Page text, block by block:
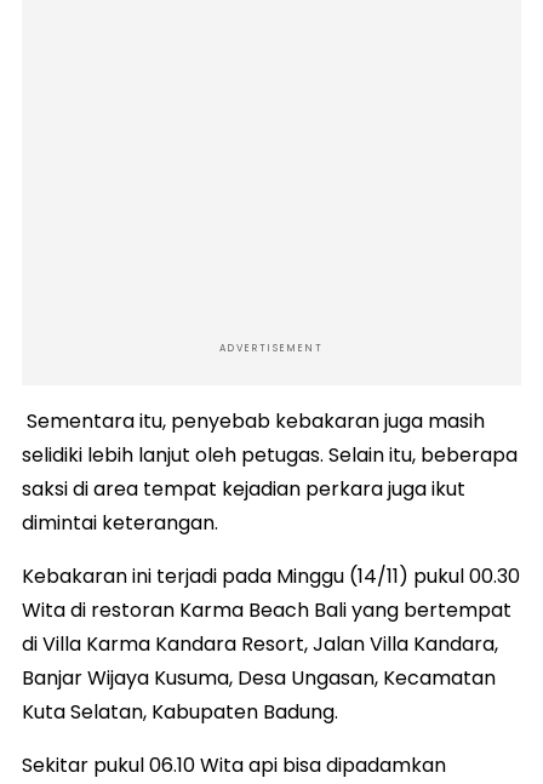
ADVERTISEMENT
Sementara itu, penyebab kebakaran juga masih
selidiki lebih lanjut oleh petugas. Selain itu, beberapa
saksi di area tempat kejadian perkara juga ikut
dimintai keterangan.
Kebakaran ini terjadi pada Minggu (14/11) pukul 00.30
Wita di restoran Karma Beach Bali yang bertempat
di Villa Karma Kandara Resort, Jalan Villa Kandara,
Banjar Wijaya Kusuma, Desa Ungasan, Kecamatan
Kuta Selatan, Kabupaten Badung.
Sekitar pukul 06.10 Wita api bisa dipadamkan